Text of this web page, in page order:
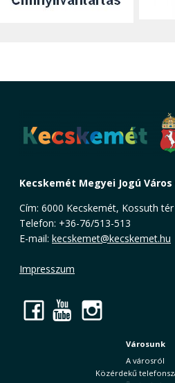
Kecskemét Megyei Jogú
Cím: 6000 Kecskemét, Kossuth tér
Telefon: +36-76/513-513
E-mail: kecskemet@kecskemet.hu
Impresszum
Facebook
Városunk
A városról
Közérdekű